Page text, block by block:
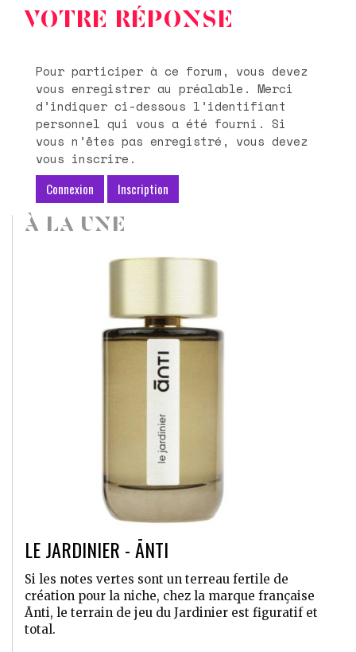
VOTRE RÉPONSE
Pour participer à ce forum, vous devez
vous enregistrer au préalable. Merci
d’indiquer ci-dessous l’identifiant
personnel qui vous a été fourni. Si
vous n’êtes pas enregistré, vous devez
vous inscrire.
Connexion
Inscription
À LA UNE
LE JARDINIER - ĀNTI
Si les notes vertes sont un terreau fertile de
création pour la niche, chez la marque française
Ānti, le terrain de jeu du Jardinier est figuratif et
total.